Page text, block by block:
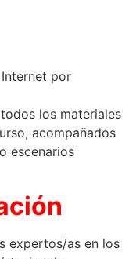
por
los materiales
acompañados
escenarios
expertos/as en los